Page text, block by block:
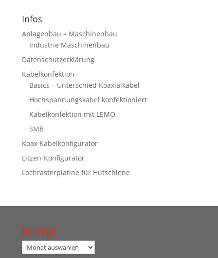
Infos
Anlagenbau – Maschinenbau
Industrie Maschinenbau
Datenschutzerklärung
Kabelkonfektion
Basics – Unterschied Koaxialkabel
Hochspannungskabel konfektioniert
Kabelkonfektion mit LEMO
SMB
Koax Kabelkonfigurator
Litzen-Konfigurator
Lochrasterplatine für Hutschiene
Beiträge
Beiträge